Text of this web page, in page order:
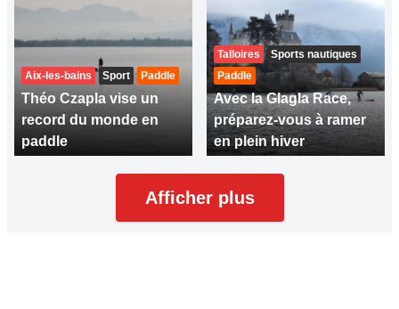
Aix-les-bains Sport Paddle
Théo Czapla vise un
record du monde en
paddle
Talloires
Sports nautiques
Paddle
Avec la Glagla Race,
préparez-vous à ramer
en plein hiver
Afficher plus